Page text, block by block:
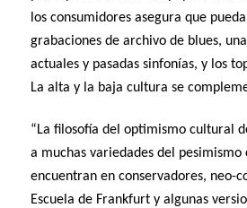
los consumidores asegura que
grabaciones de archivo de blues,
actuales y pasadas sinfonías, y los
La alta y la baja cultura se
“La filosofía del optimismo cultural
a muchas variedades del pesimismo
encuentran en conservadores, neo-
Escuela de Frankfurt y algunas